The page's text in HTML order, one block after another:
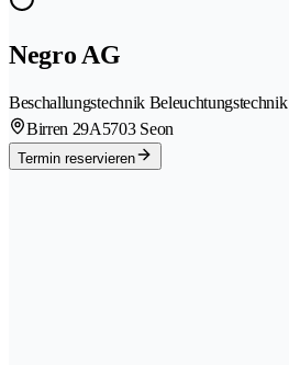
Negro AG
Beschallungstechnik Beleuchtungstechnik
Birren 29A5703 Seon
Termin reservieren